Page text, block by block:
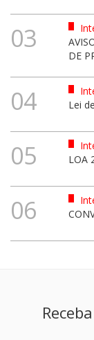
03
DE
04
Lei
05
LOA
06